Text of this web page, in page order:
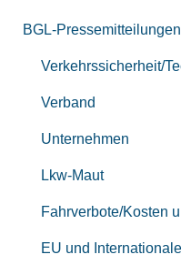
BGL-Pressemitteilungen
Verkehrssicherheit/
Verband
Unternehmen
Lkw-Maut
Fahrverbote/Kosten
EU und